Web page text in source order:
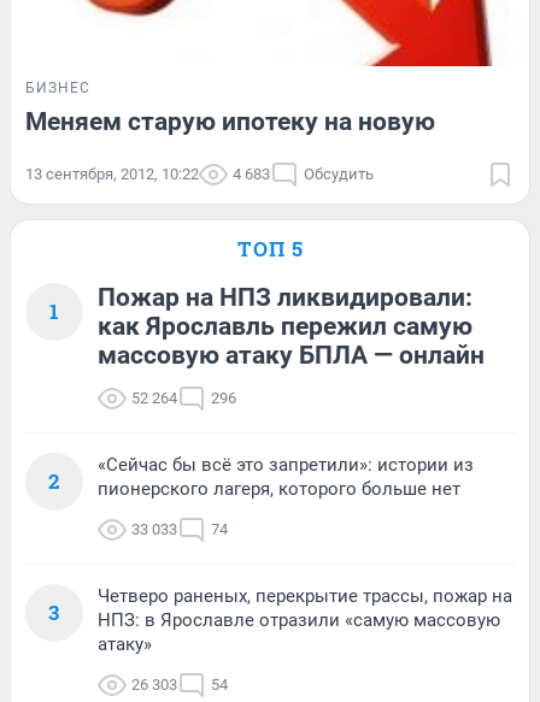
БИЗНЕС
Меняем старую ипотеку на новую
13 сентября, 2012, 10:22 4 683 Обсудить
ТОП 5
1
Пожар на НПЗ ликвидировали:
как Ярославль пережил самую
массовую атаку БПЛА — онлайн
52 264 296
2
«Сейчас бы всё это запретили»: истории из
пионерского лагеря, которого больше нет
33 033 74
3
Четверо раненых, перекрытие трассы, пожар на
НПЗ: в Ярославле отразили «самую массовую
атаку»
26 303 54